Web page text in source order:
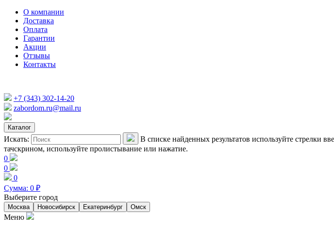
О компании
Доставка
Оплата
Гарантии
Акции
Отзывы
Контакты
+7 (343) 302-14-20
zabordom.ru@mail.ru
Каталог
Искать:
В списке найденных результатов используйте стрелки
тачскрином, используйте пролистывание или нажатие.
0
0
0
Сумма: 0 ₽
Выберите город
Москва Новосибирск Екатеринбург Омск
Меню